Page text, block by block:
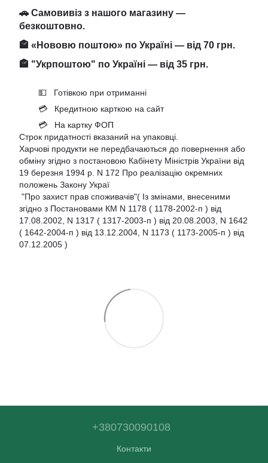
🚗 Самовивіз з нашого магазину —
безкоштовно.
🏤 «Нововю поштою» по Україні — від 70 грн.
🏤 "Укрпоштою" по Україні — від 35 грн.
💵 Готівкою при отриманні
💳 Кредитною карткою на сайт
💳 На картку ФОП
Строк придатності вказаний на упаковці.
Харчові продукти не передбачаються до повернення або
обміну згідно з постановою Кабінету Міністрів України від
19 березня 1994 р. N 172 Про реалізацію окремних
положень Закону Украї
"Про захист прав споживачів"( Із змінами, внесеними
згідно з Постановами КМ N 1178 ( 1178-2002-п ) від
17.08.2002, N 1317 ( 1317-2003-п ) від 20.08.2003, N 1642
( 1642-2004-п ) від 13.12.2004, N 1173 ( 1173-2005-п ) від
07.12.2005 )
+380730090108
Контакти